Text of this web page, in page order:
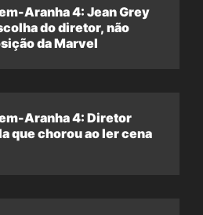
Aranha 4: Jean Grey
do diretor, não
da Marvel
Aranha 4: Diretor
que chorou ao ler cena